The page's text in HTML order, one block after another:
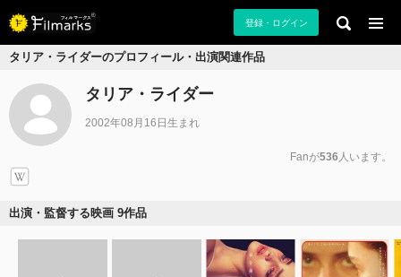
登録・ログイン
タリア・ライダーのプロフィール・出演関連作品
タリア・ライダー
2002年08月16日生まれ
Fanが536 人います。
出演・監督する映画 9作品